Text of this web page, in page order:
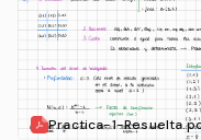
Practica-1-